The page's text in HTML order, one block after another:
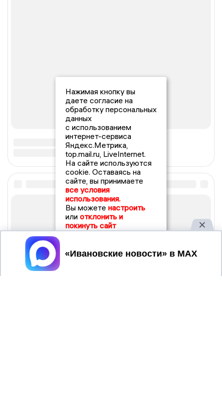
Нажимая кнопку вы
даете согласие на
обработку персональных
данных
с использованием
интернет-сервиса
Яндекс.Метрика,
top.mail.ru, LiveInternet.
На сайте используются
cookie. Оставаясь на
сайте, вы принимаете
все условия
использования.
Вы можете настроить
или отклонить и
покинуть сайт
Принять